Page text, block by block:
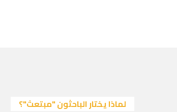
لماذا يختار الباحثون "مبتعث"؟